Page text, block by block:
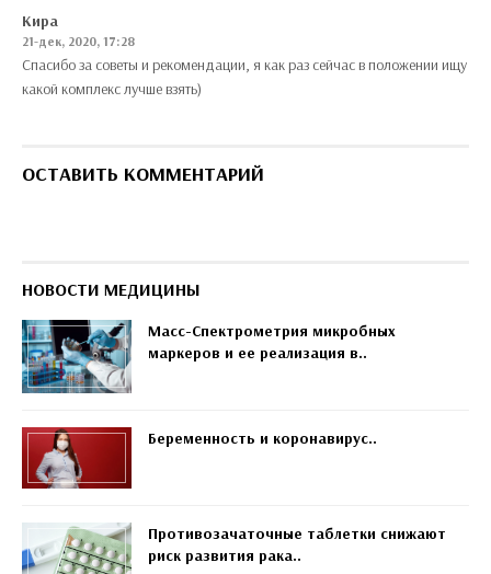
Кира
21-дек, 2020, 17:28
Спасибо за советы и рекомендации, я как раз сейчас в положении ищу
какой комплекс лучше взять)
ОСТАВИТЬ КОММЕНТАРИЙ
НОВОСТИ МЕДИЦИНЫ
Масс-Спектрометрия микробных
маркеров и ее реализация в..
Беременность и коронавирус..
Противозачаточные таблетки снижают
риск развития рака..